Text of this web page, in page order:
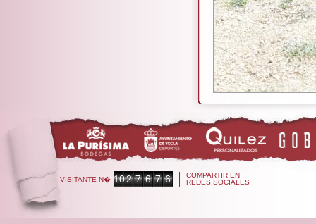
VISITANTE N� 102 7 6 7 6
COMPARTIR EN
REDES SOCIALES